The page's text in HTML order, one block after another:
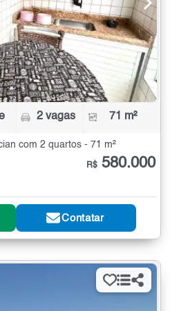
2 vagas 71 m²
com 2 quartos - 71 m²
R$ 580.000
Contatar